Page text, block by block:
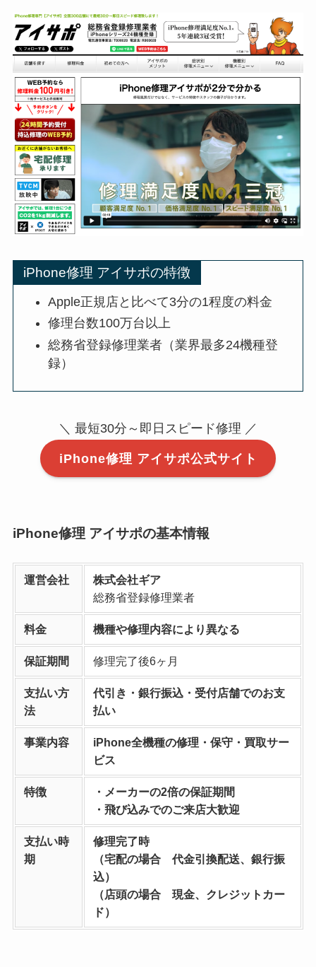
iPhone修理 アイサポの特徴
Apple正規店と比べて3分の1程度の料金
修理台数100万台以上
総務省登録修理業者（業界最多24機種登
録）
＼ 最短30分～即日スピード修理 ／
iPhone修理 アイサポ公式サイト
iPhone修理 アイサポの基本情報
運営会社
株式会社ギア
総務省登録修理業者
料金 機種や修理内容により異なる
保証期間 修理完了後6ヶ月
支払い方
法
代引き・銀行振込・受付店舗でのお支
払い
事業内容
iPhone全機種の修理・保守・買取サー
ビス
特徴
・メーカーの2倍の保証期間
・飛び込みでのご来店大歓迎
支払い時
期
修理完了時
（宅配の場合 代金引換配送、銀行振
込）
（店頭の場合 現金、クレジットカー
ド）